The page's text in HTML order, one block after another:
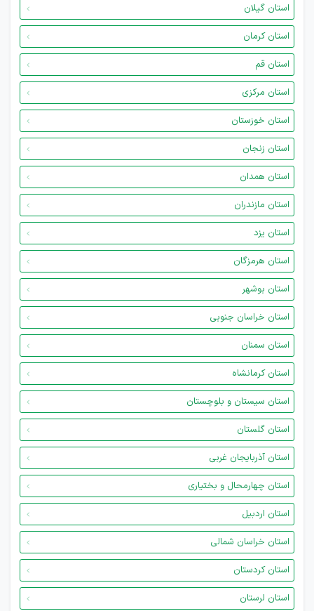
استان گیلان
استان کرمان
استان قم
استان مرکزی
استان خوزستان
استان زنجان
استان همدان
استان مازندران
استان یزد
استان هرمزگان
استان بوشهر
استان خراسان جنوبی
استان سمنان
استان کرمانشاه
استان سیستان و بلوچستان
استان گلستان
استان آذربایجان غربی
استان چهارمحال و بختیاری
استان اردبیل
استان خراسان شمالی
استان کردستان
استان لرستان